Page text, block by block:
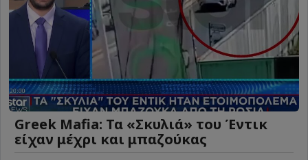
Greek Mafia: Τα «Σκυλιά» του Έντικ
είχαν μέχρι και μπαζούκας